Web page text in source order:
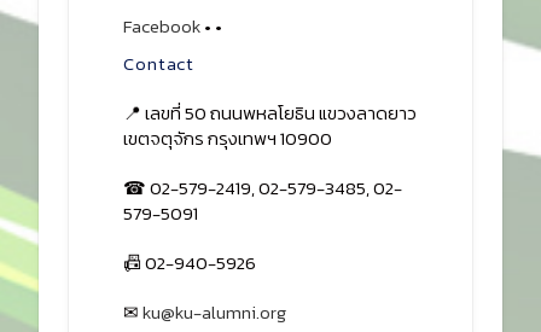
Facebook• •
Contact
📍 เลขที่ 50 ถนนพหลโยธิน แขวงลาดยาว
เขตจตุจักร กรุงเทพฯ 10900
☎ 02-579-2419, 02-579-3485, 02-
579-5091
📠 02-940-5926
✉ku@ku-alumni.org